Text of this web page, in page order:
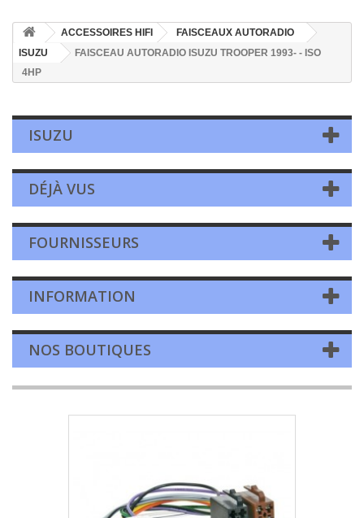
ACCESSOIRES HIFI
FAISCEAUX AUTORADIO
ISUZU
FAISCEAU AUTORADIO ISUZU TROOPER 1993- - ISO
4HP
ISUZU
DÉJÀ VUS
FOURNISSEURS
INFORMATION
NOS BOUTIQUES